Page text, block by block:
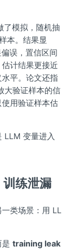
模拟，随机抽
本。结果显
误，置信区间
计结果更接近
平。论文还指
大验证样本的信
用验证样本估
LLM 变量进入
练泄漏
类场景：用 LL
training leak